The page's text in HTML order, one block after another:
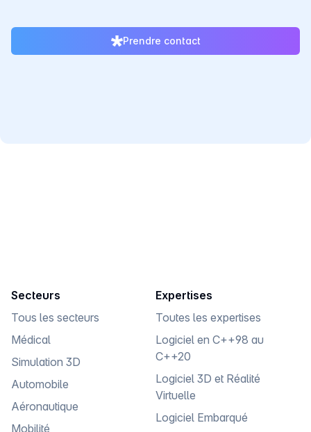
Prendre contact
Secteurs
Tous les secteurs
Médical
Simulation 3D
Automobile
Aéronautique
Mobilité
Expertises
Toutes les expertises
Logiciel en C++98 au
C++20
Logiciel 3D et Réalité
Virtuelle
Logiciel Embarqué